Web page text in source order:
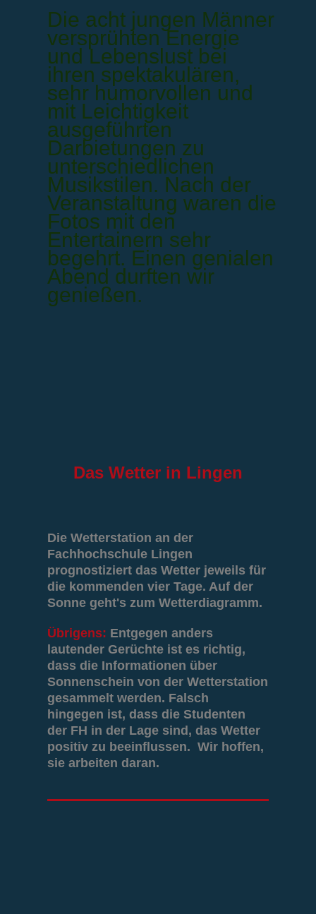
Die acht jungen Männer
versprühten Energie
und Lebenslust bei
ihren spektakulären,
sehr humorvollen und
mit Leichtigkeit
ausgeführten
Darbietungen zu
unterschiedlichen
Musikstilen. Nach der
Veranstaltung waren die
Fotos mit den
Entertainern sehr
begehrt. Einen genialen
Abend durften wir
genießen.
Das Wetter in Lingen
Die Wetterstation an der
Fachhochschule Lingen
prognostiziert das Wetter jeweils für
die kommenden vier Tage. Auf der
Sonne geht's zum Wetterdiagramm.
Übrigens: Entgegen anders
lautender Gerüchte ist es richtig,
dass die Informationen über
Sonnenschein von der Wetterstation
gesammelt werden. Falsch
hingegen ist, dass die Studenten
der FH in der Lage sind, das Wetter
positiv zu beeinflussen. Wir hoffen,
sie arbeiten daran.